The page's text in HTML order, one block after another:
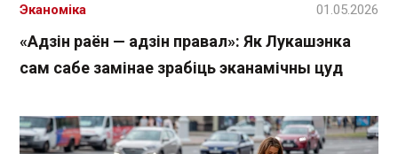
«Адзін раён — адзін правал»: Як Лукашэнка
сам сабе замінае зрабіць эканамічны цуд
Эканоміка 01.05.2026